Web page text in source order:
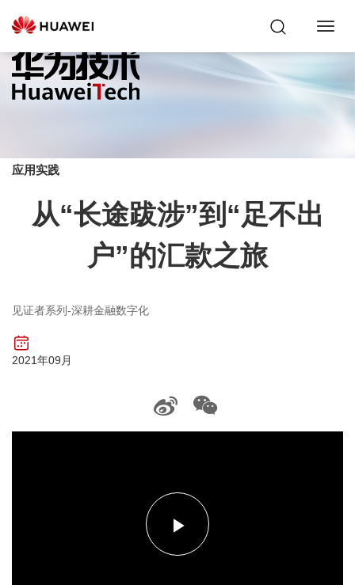
应用实践
从“长途跋涉”到“足不出
户”的汇款之旅
见证者系列-深耕金融数字化
2021年09月
播